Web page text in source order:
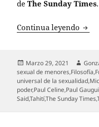
deThe Sunday Times.
Continua leyendo
Publicado
el
Marzo 29, 2021 Autor
sexual de menores,Filosofía,
universal de la sexualidad,
poder,Paul Celine,Paul
Said,Tahití,The Sunday Times,